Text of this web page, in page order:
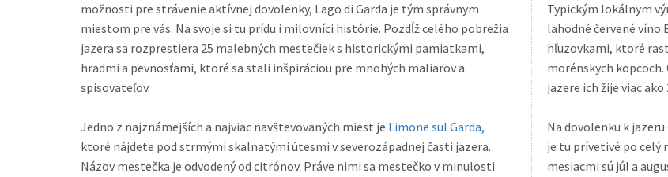
možnosti pre strávenie aktívnej dovolenky, Lago di Garda je tým správnym
miestom pre vás. Na svoje si tu prídu i milovníci histórie. Pozdĺž celého pobrežia
jazera sa rozprestiera 25 malebných mestečiek s historickými pamiatkami,
hradmi a pevnosťami, ktoré sa stali inšpiráciou pre mnohých maliarov a
spisovateľov.
Jedno z najznámejších a najviac navštevovaných miest je Limone sul Garda,
ktoré nájdete pod strmými skalnatými útesmi v severozápadnej časti jazera.
Názov mestečka je odvodený od citrónov. Práve nimi sa mestečko v minulosti
Typickým lokálnym
lahodné červené víno
hľuzovkami, ktoré rastú predovšetkým na svahoch hory Monte Baldo a na
morénskych
Na dovolenku k
je tu prívetivé po celý rok.
mesiacmi sú júl a